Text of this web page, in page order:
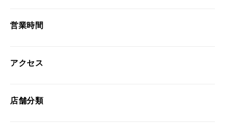
営業時間
アクセス
店舗分類